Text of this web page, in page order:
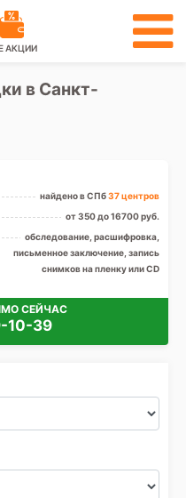
АКЦИИ
в Санкт-
найдено в СПб37 центров
от 350 до 16700 руб.
обследование, расшифровка,
письменное заключение, запись
снимков на пленку или CD
СЕЙЧАС
10-39